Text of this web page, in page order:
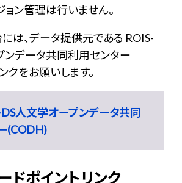
ョン管理は行いません。
は、データ提供元である ROIS-
ンデータ共同利用センター
クをお願いします。
人文学オープンデータ共同
(CODH)
ドポイントリンク